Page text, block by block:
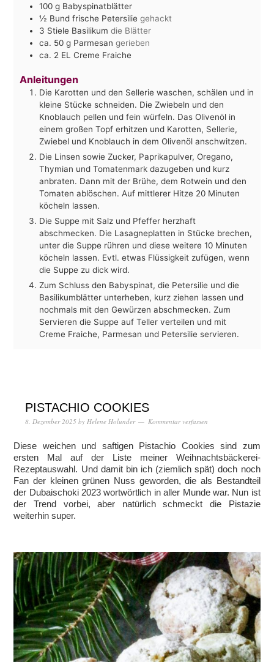
100 g Babyspinatblätter
½ Bund frische Petersilie gehackt
3 Stiele Basilikum die Blätter
ca. 50 g Parmesan gerieben
ca. 2 EL Creme Fraiche
Anleitungen
Die Karotten und den Sellerie waschen, schälen und in
kleine Stücke schneiden. Die Zwiebeln und den
Knoblauch pellen und fein würfeln. Das Olivenöl in
einem großen Topf erhitzen und Karotten, Sellerie,
Zwiebel und Knoblauch in dem Olivenöl anschwitzen.
Die Linsen sowie Zucker, Paprikapulver, Oregano,
Thymian und Tomatenmark dazugeben und kurz
anbraten. Dann mit der Brühe, dem Rotwein und den
Tomaten ablöschen. Auf mittlerer Hitze 20 Minuten
köcheln lassen.
Die Suppe mit Salz und Pfeffer herzhaft
abschmecken. Die Lasagneplatten in Stücke brechen,
unter die Suppe rühren und diese weitere 10 Minuten
köcheln lassen. Evtl. etwas Flüssigkeit zufügen, wenn
die Suppe zu dick wird.
Zum Schluss den Babyspinat, die Petersilie und die
Basilikumblätter unterheben, kurz ziehen lassen und
nochmals mit den Gewürzen abschmecken. Zum
Servieren die Suppe auf Teller verteilen und mit
Creme Fraiche, Parmesan und Petersilie servieren.
PISTACHIO COOKIES
8. Dezember 2025 by Helene Holunder Kommentar verfassen
Diese weichen und saftigen Pistachio Cookies sind zum
ersten Mal auf der Liste meiner Weihnachtsbäckerei-
Rezeptauswahl. Und damit bin ich (ziemlich spät) doch noch
Fan der kleinen grünen Nuss geworden, die als Bestandteil
der Dubaischoki 2023 wortwörtlich in aller Munde war. Nun ist
der Trend vorbei, aber natürlich schmeckt die Pistazie
weiterhin super.